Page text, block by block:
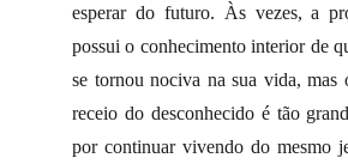
esperar do futuro. Às vezes, a
possui o conhecimento interior de
se tornou nociva na sua vida, mas
receio do desconhecido é tão
por continuar vivendo do mesmo